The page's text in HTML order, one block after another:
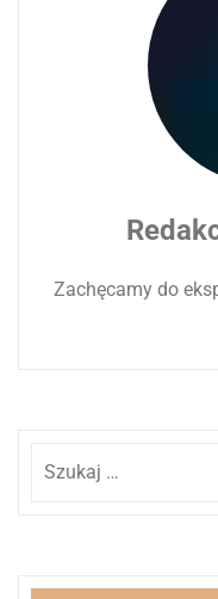
Zachęcamy do